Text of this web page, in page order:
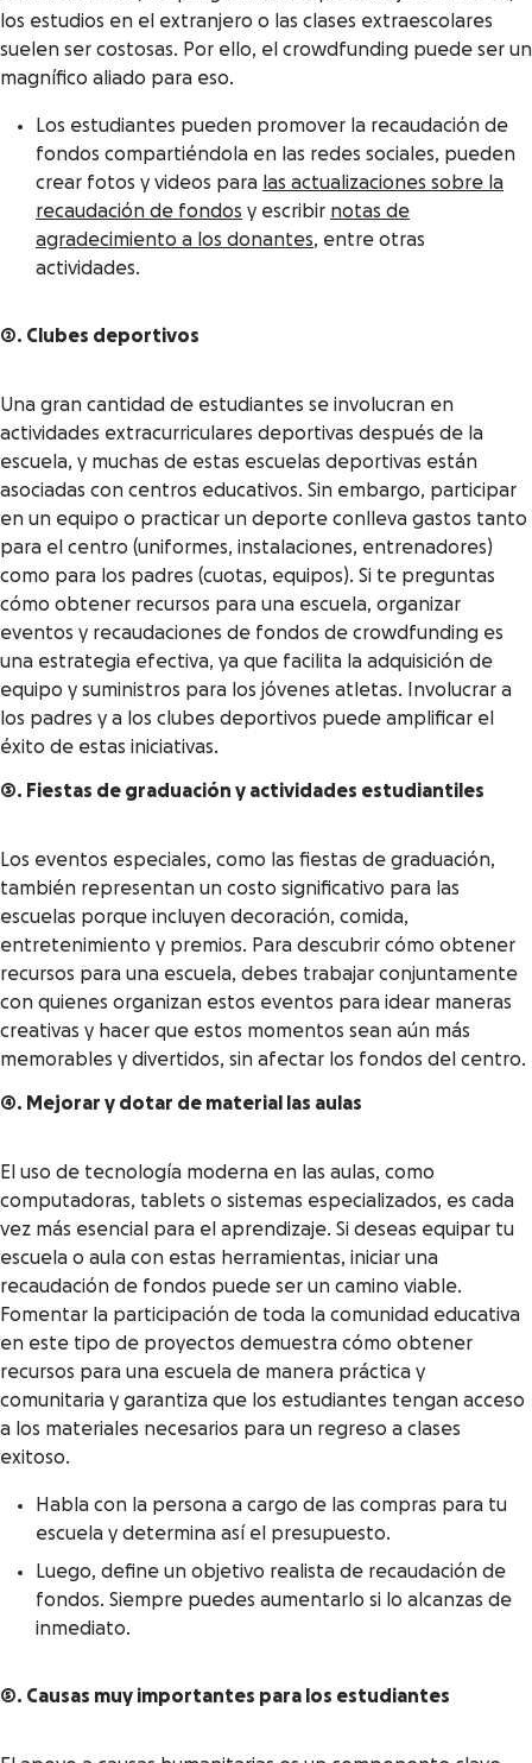
los estudios en el extranjero o las clases extraescolares
suelen ser costosas. Por ello, el crowdfunding puede ser un
magnífico aliado para eso.
Los estudiantes pueden promover la recaudación de
fondos compartiéndola en las redes sociales, pueden
crear fotos y videos para las actualizaciones sobre la
recaudación de fondos y escribir notas de
agradecimiento a los donantes, entre otras
actividades.
2. Clubes deportivos
Una gran cantidad de estudiantes se involucran en
actividades extracurriculares deportivas después de la
escuela, y muchas de estas escuelas deportivas están
asociadas con centros educativos. Sin embargo, participar
en un equipo o practicar un deporte conlleva gastos tanto
para el centro (uniformes, instalaciones, entrenadores)
como para los padres (cuotas, equipos). Si te preguntas
cómo obtener recursos para una escuela, organizar
eventos y recaudaciones de fondos de crowdfunding es
una estrategia efectiva, ya que facilita la adquisición de
equipo y suministros para los jóvenes atletas. Involucrar a
los padres y a los clubes deportivos puede amplificar el
éxito de estas iniciativas.
3. Fiestas de graduación y actividades estudiantiles
Los eventos especiales, como las fiestas de graduación,
también representan un costo significativo para las
escuelas porque incluyen decoración, comida,
entretenimiento y premios. Para descubrir cómo obtener
recursos para una escuela, debes trabajar conjuntamente
con quienes organizan estos eventos para idear maneras
creativas y hacer que estos momentos sean aún más
memorables y divertidos, sin afectar los fondos del centro.
4. Mejorar y dotar de material las aulas
El uso de tecnología moderna en las aulas, como
computadoras, tablets o sistemas especializados, es cada
vez más esencial para el aprendizaje. Si deseas equipar tu
escuela o aula con estas herramientas, iniciar una
recaudación de fondos puede ser un camino viable.
Fomentar la participación de toda la comunidad educativa
en este tipo de proyectos demuestra cómo obtener
recursos para una escuela de manera práctica y
comunitaria y garantiza que los estudiantes tengan acceso
a los materiales necesarios para un regreso a clases
exitoso.
Habla con la persona a cargo de las compras para tu
escuela y determina así el presupuesto.
Luego, define un objetivo realista de recaudación de
fondos. Siempre puedes aumentarlo si lo alcanzas de
inmediato.
5. Causas muy importantes para los estudiantes